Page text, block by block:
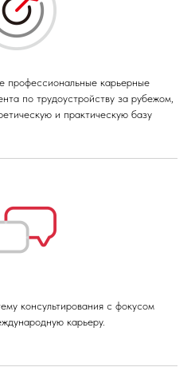
профессиональные карьерные
по трудоустройству за рубежом,
и практическую базу
консультирования с фокусом
карьеру.